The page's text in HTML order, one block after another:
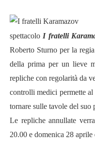
spettacolo I fratelli
Roberto Sturno per la
della prima per un lieve
repliche con regolaritàda
controlli medici permette al
tornare sulle tavole del suo
Le repliche annullate
20.00 e domenica 28 aprile